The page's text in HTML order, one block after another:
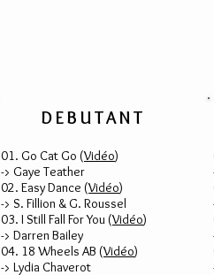
DEBUTANT
01. Go Cat Go (Vidéo)
-> Gaye Teather
02. Easy Dance (Vidéo)
-> S. Fillion & G. Roussel
03. I Still Fall For You (Vidéo)
-> Darren Bailey
04. 18 Wheels AB (Vidéo)
-> Lydia Chaverot